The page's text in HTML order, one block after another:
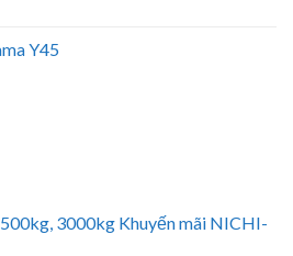
Y45
3000kg Khuyến mãi NICHI-